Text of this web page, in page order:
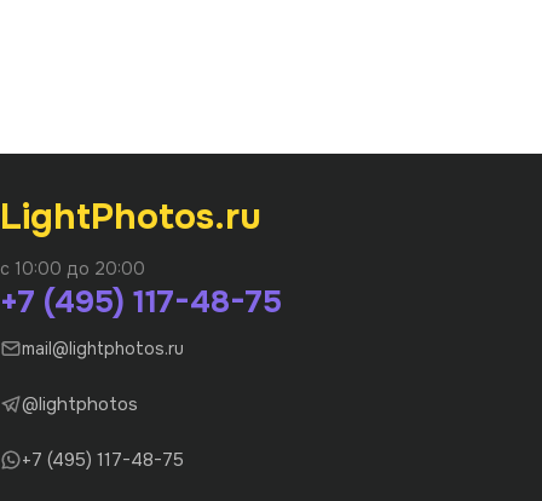
LightPhotos.ru
с 10:00 до 20:00
+7 (495) 117-48-75
mail@lightphotos.ru
@lightphotos
+7 (495) 117-48-75